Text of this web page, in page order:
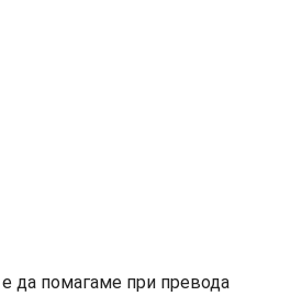
да помагаме при превода